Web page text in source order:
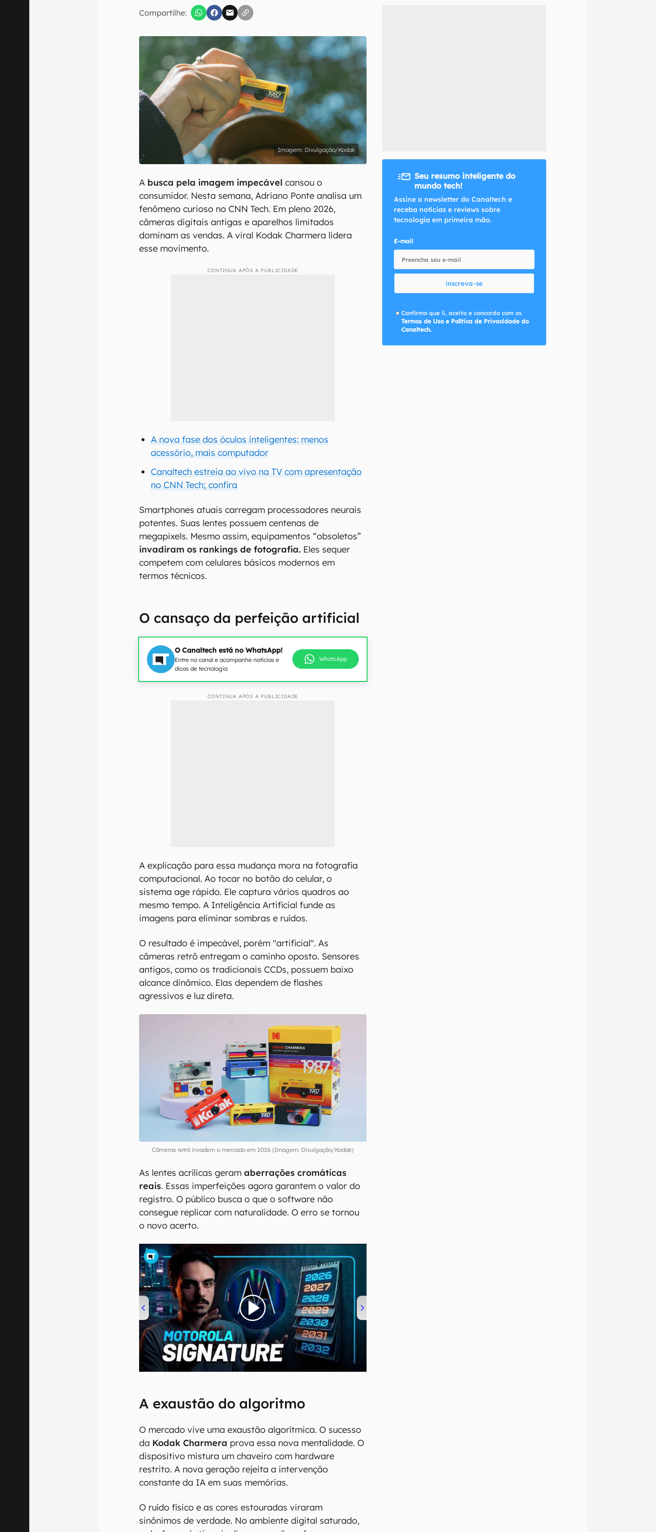
Compartilhe:
inscreva-se
Confirmo que li, aceito e concordo com os Termos de Uso e Política de Privacidade do Canaltech.
Divulgação/Kodak
A busca pela imagem impecável cansou o
consumidor. Nesta semana, Adriano Ponte analisa um
fenômeno curioso no CNN Tech. Em pleno 2026,
câmeras digitais antigas e aparelhos limitados
dominam as vendas. A viral Kodak Charmera lidera
esse movimento.
CONTINUA APÓS A PUBLICIDADE
A nova fase dos óculos inteligentes: menos
acessório, mais computador
Canaltech estreia ao vivo na TV com apresentação
no CNN Tech; confira
Smartphones atuais carregam processadores neurais
potentes. Suas lentes possuem centenas de
megapixels. Mesmo assim, equipamentos “obsoletos”
invadiram os rankings de fotografia. Eles sequer
competem com celulares básicos modernos em
termos técnicos.
O cansaço da perfeição artificial
O Canaltech está no WhatsApp!
Entre no canal e acompanhe notícias e
dicas de tecnologia
WhatsApp
CONTINUA APÓS A PUBLICIDADE
A explicação para essa mudança mora na fotografia
computacional. Ao tocar no botão do celular, o
sistema age rápido. Ele captura vários quadros ao
mesmo tempo. A Inteligência Artificial funde as
imagens para eliminar sombras e ruídos.
O resultado é impecável, porém "artificial". As
câmeras retrô entregam o caminho oposto. Sensores
antigos, como os tradicionais CCDs, possuem baixo
alcance dinâmico. Elas dependem de flashes
agressivos e luz direta.
Câmeras retrô invadem o mercado em 2026 (Imagem: Divulgação/Kodak)
As lentes acrílicas geramaberrações cromáticas
reais. Essas imperfeições agora garantem o valor do
registro. O público busca o que o software não
consegue replicar com naturalidade. O erro se tornou
o novo acerto.
00:00 20:46
A exaustão do algoritmo
O mercado vive uma exaustão algorítmica. O sucesso
da Kodak Charmera prova essa nova mentalidade. O
dispositivo mistura um chaveiro com hardware
restrito. A nova geração rejeita a intervenção
constante da IA em suas memórias.
O ruído físico e as cores estouradas viraram
sinônimos de verdade. No ambiente digital saturado,
Seu resumo inteligente do
mundo tech!
Assine a newsletter do Canaltech e
receba notícias e reviews sobre
tecnologia em primeira mão.
E-mail
inscreva-se
Confirmo que li, aceito e concordo com os
Termos de Uso e Política de Privacidade do
Canaltech.